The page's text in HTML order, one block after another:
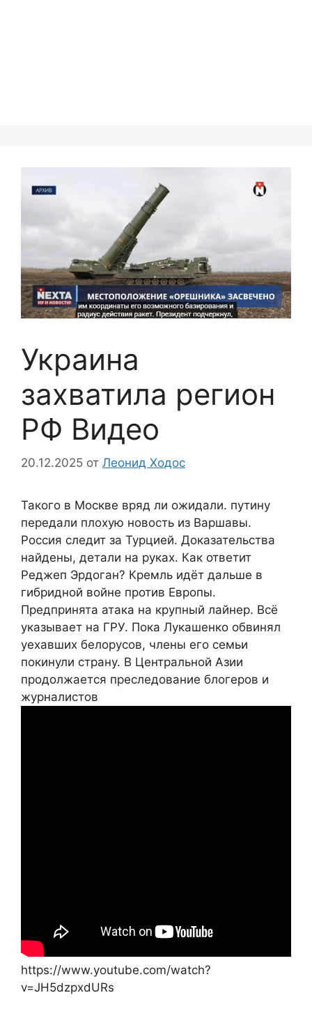
Украина
захватила регион
РФ Видео
20.12.2025 от Леонид Ходос
Такого в Москве вряд ли ожидали. путину
передали плохую новость из Варшавы.
Россия следит за Турцией. Доказательства
найдены, детали на руках. Как ответит
Реджеп Эрдоган? Кремль идёт дальше в
гибридной войне против Европы.
Предпринята атака на крупный лайнер. Всё
указывает на ГРУ. Пока Лукашенко обвинял
уехавших белорусов, члены его семьи
покинули страну. В Центральной Азии
продолжается преследование блогеров и
журналистов
https://www.youtube.com/watch?
v=JH5dzpxdURs